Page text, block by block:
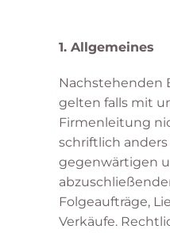
1. Allgemeines
Nachstehenden
gelten falls mit
Firmenleitung
schriftlich
gegenwärtigen
Folgeaufträge,
Verkäufe.